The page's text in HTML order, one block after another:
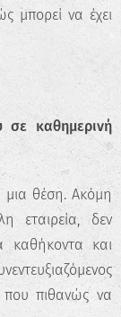
μπορεί να έχει
σε καθημερινή
μια θέση. Ακόμη
εταιρεία, δεν
καθήκοντα και
που πιθανώς να